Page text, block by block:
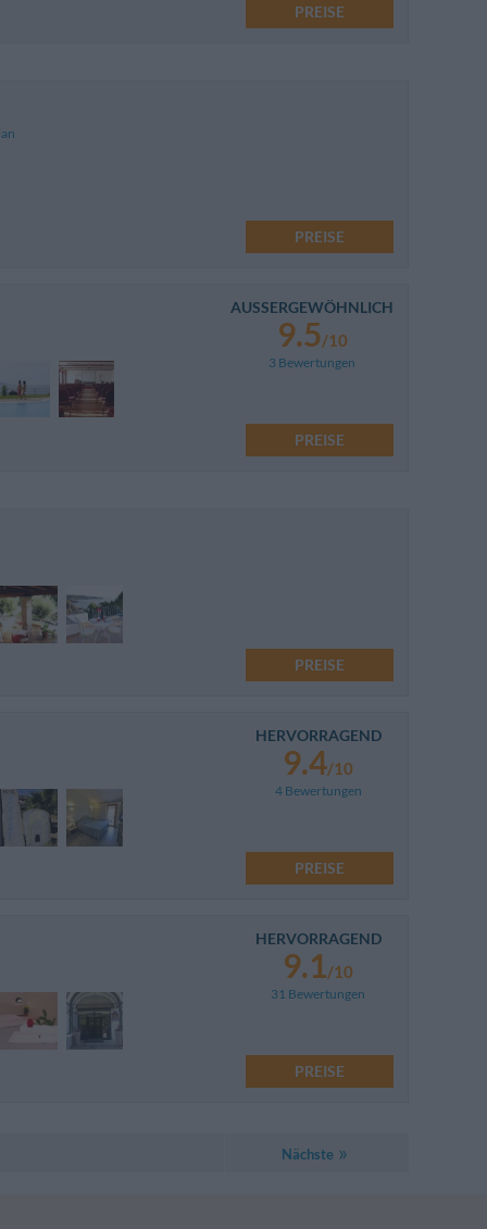
PREISE
PREISE
AUSSERGEWÖHNLICH
9.5/10
3 Bewertungen
PREISE
PREISE
HERVORRAGEND
9.4/10
4 Bewertungen
PREISE
HERVORRAGEND
9.1/10
31 Bewertungen
PREISE
Nächste